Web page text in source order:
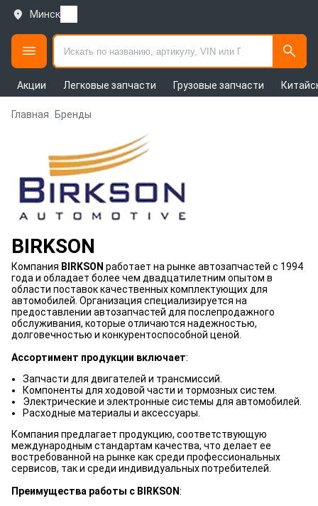
Минск
Акции Легковые запчасти Грузовые запчасти
Главная Бренды
BIRKSON
Компания BIRKSON работает на рынке автозапчастей с 1994
года и обладает более чем двадцатилетним опытом в
области поставок качественных комплектующих для
автомобилей. Организация специализируется на
предоставлении автозапчастей для послепродажного
обслуживания, которые отличаются надежностью,
долговечностью и конкурентоспособной ценой.
Ассортимент продукции включает:
Запчасти для двигателей и трансмиссий.
Компоненты для ходовой части и тормозных систем.
Электрические и электронные системы для автомобилей.
Расходные материалы и аксессуары.
Компания предлагает продукцию, соответствующую
международным стандартам качества, что делает ее
востребованной на рынке как среди профессиональных
сервисов, так и среди индивидуальных потребителей.
Преимущества работы с BIRKSON: